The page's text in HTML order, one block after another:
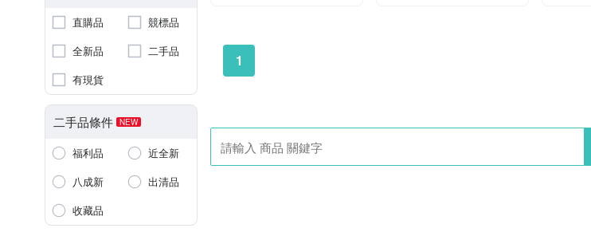
直購品
競標品
全新品
二手品
有現貨
二手品條件 NEW
福利品
近全新
八成新
出清品
收藏品
1